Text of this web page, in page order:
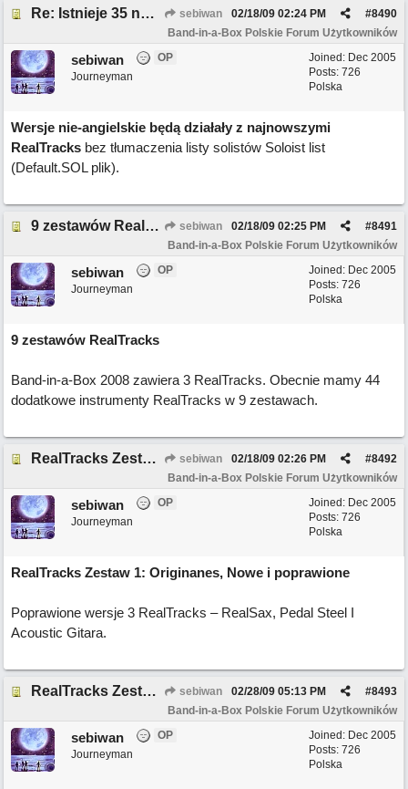
Re: Istnieje 35 nowych funkcji w BB 2008.5 sebiwan #8490
02/18/09 02:24 PM
Band-in-a-Box Polskie Forum Użytkowników
Joined: Dec 2005
Posts: 726
Polska
sebiwan
OP
Journeyman
Wersje nie-angielskie będą działały z najnowszymi
RealTracks bez tłumaczenia listy solistów Soloist list
(Default.SOL plik).
9 zestawów RealTracks ! ! ! sebiwan #8491
02/18/09 02:25 PM
Band-in-a-Box Polskie Forum Użytkowników
Joined: Dec 2005
Posts: 726
Polska
sebiwan
OP
Journeyman
9 zestawów RealTracks
Band-in-a-Box 2008 zawiera 3 RealTracks. Obecnie mamy 44
dodatkowe instrumenty RealTracks w 9 zestawach.
RealTracks Zestaw 1 sebiwan #8492
02/18/09 02:26 PM
Band-in-a-Box Polskie Forum Użytkowników
Joined: Dec 2005
Posts: 726
Polska
sebiwan
OP
Journeyman
RealTracks Zestaw 1: Originanes, Nowe i poprawione
Poprawione wersje 3 RealTracks – RealSax, Pedal Steel I
Acoustic Gitara.
RealTracks Zestaw 2 sebiwan #8493
02/28/09 05:13 PM
Band-in-a-Box Polskie Forum Użytkowników
Joined: Dec 2005
Posts: 726
Polska
sebiwan
OP
Journeyman